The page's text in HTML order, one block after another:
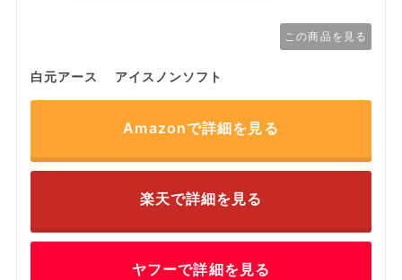
この商品を見る
白元アース アイスノンソフト
Amazonで詳細を見る
楽天で詳細を見る
ヤフーで詳細を見る